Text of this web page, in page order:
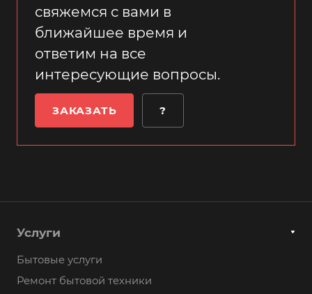
свяжемся с вами в
ближайшее время и
ответим на все
интересующие вопросы.
ЗАКАЗАТЬ ?
Услуги
Бытовые услуги
Ремонт бытовой техники